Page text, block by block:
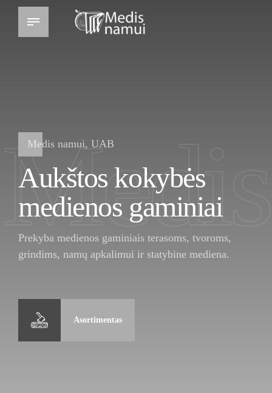
Medis namui, UAB
Aukštos kokybės
medienos gaminiai
Medis
Prekyba medienos gaminiais terasoms, tvoroms,
grindims, namų apkalimui ir statybine mediena.
Asortimentas